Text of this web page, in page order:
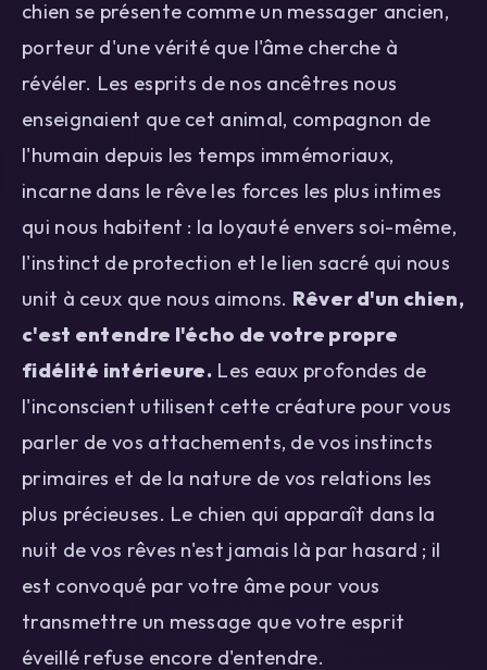
chien se présente comme un messager ancien,
porteur d'une vérité que l'âme cherche à
révéler. Les esprits de nos ancêtres nous
enseignaient que cet animal, compagnon de
l'humain depuis les temps immémoriaux,
incarne dans le rêve les forces les plus intimes
qui nous habitent : la loyauté envers soi-même,
l'instinct de protection et le lien sacré qui nous
unit à ceux que nous aimons. Rêver d'un chien,
c'est entendre l'écho de votre propre
fidélité intérieure. Les eaux profondes de
l'inconscient utilisent cette créature pour vous
parler de vos attachements, de vos instincts
primaires et de la nature de vos relations les
plus précieuses. Le chien qui apparaît dans la
nuit de vos rêves n'est jamais là par hasard ; il
est convoqué par votre âme pour vous
transmettre un message que votre esprit
éveillé refuse encore d'entendre.